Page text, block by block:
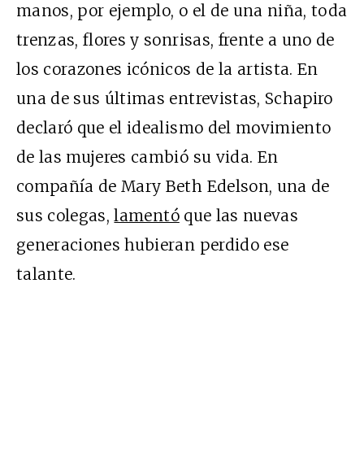
manos, por ejemplo, o el de una niña, toda
trenzas, flores y sonrisas, frente a uno de
los corazones icónicos de la artista. En
una de sus últimas entrevistas, Schapiro
declaró que el idealismo del movimiento
de las mujeres cambió su vida. En
compañía de Mary Beth Edelson, una de
sus colegas,lamentóque las nuevas
generaciones hubieran perdido ese
talante.